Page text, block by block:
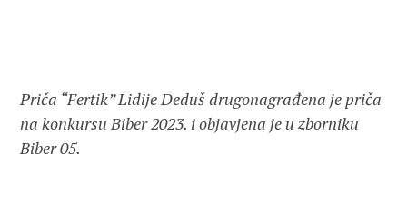
Priča “Fertik” Lidije Deduš drugonagrađena je priča
na konkursu Biber 2023. i objavjena je u zborniku
Biber 05.